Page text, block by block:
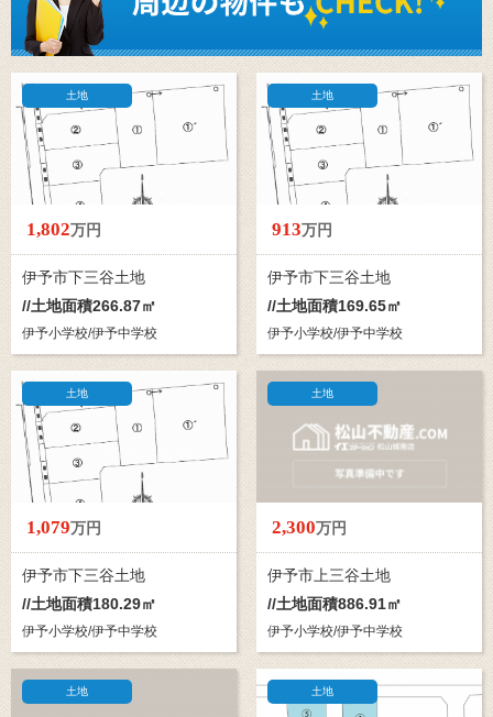
土地
1,802万円
伊予市下三谷土地
//土地面積266.87㎡
伊予小学校/伊予中学校
土地
913万円
伊予市下三谷土地
//土地面積169.65㎡
伊予小学校/伊予中学校
土地
1,079万円
伊予市下三谷土地
//土地面積180.29㎡
伊予小学校/伊予中学校
土地
2,300万円
伊予市上三谷土地
//土地面積886.91㎡
伊予小学校/伊予中学校
土地 土地